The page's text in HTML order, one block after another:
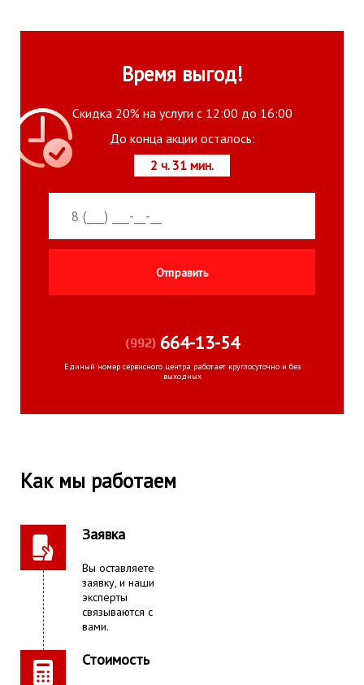
Время выгод!
Скидка 20% на услуги с 12:00 до 16:00
До конца акции осталось:
2 ч. 31 мин.
(992) 664-13-54
Единый номер сервисного центра работает круглосуточно и без
выходных
Как мы работаем
Заявка
Вы оставляете
заявку, и наши
эксперты
связываются с
вами.
Стоимость